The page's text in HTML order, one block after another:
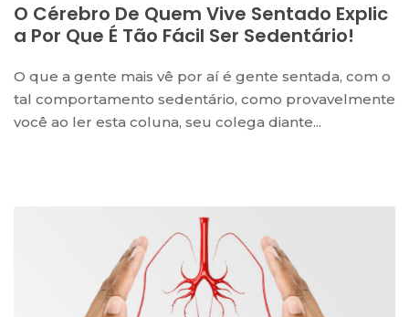
O Cérebro De Quem Vive Sentado Explic
A Por Que É Tão Fácil Ser Sedentário!
O que a gente mais vê por aí é gente sentada, com o
tal comportamento sedentário, como provavelmente
você ao ler esta coluna, seu colega diante...